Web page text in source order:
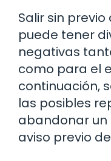
Salir sin
puede tener
negativas
como para el
continuación,
las posibles
abandonar un
aviso previo